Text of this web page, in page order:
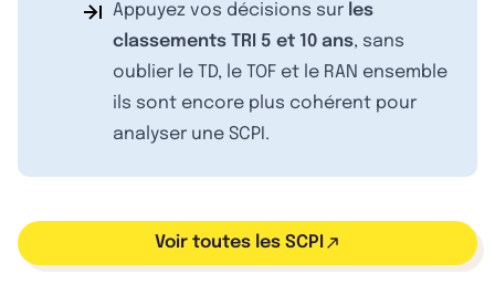
Appuyez vos décisions sur les
classements TRI 5 et 10 ans, sans
oublier le TD, le TOF et le RAN ensemble
ils sont encore plus cohérent pour
analyser une SCPI.
Voir toutes les SCPI